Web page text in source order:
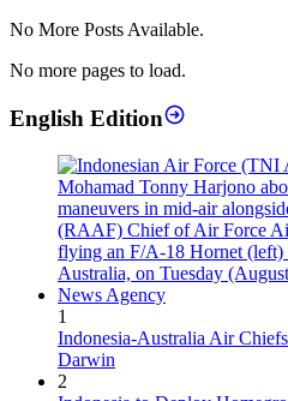
No More Posts Available.
No more pages to load.
English Edition
1
Indonesia-Australia Air
Darwin
2